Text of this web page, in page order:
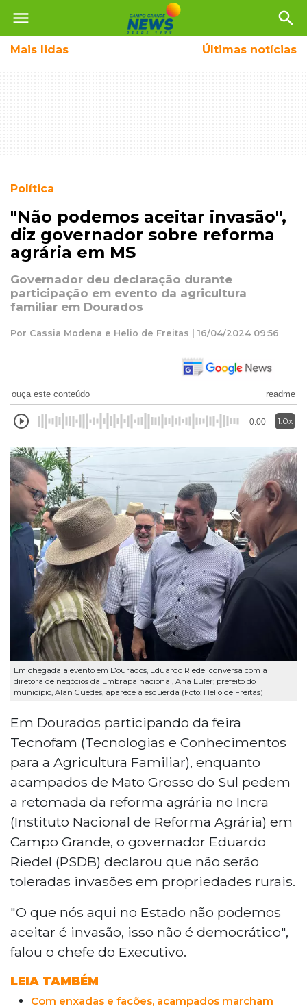
menu search
Mais lidas Últimas notícias
Política
"Não podemos aceitar invasão",
diz governador sobre reforma
agrária em MS
Governador deu declaração durante
participação em evento da agricultura
familiar em Dourados
Por Cassia Modena e Helio de Freitas | 16/04/2024 09:56
ouça este conteúdo readme
0:00 1.0x
Em chegada a evento em Dourados, Eduardo Riedel conversa com a
diretora de negócios da Embrapa nacional, Ana Euler; prefeito do
município, Alan Guedes, aparece à esquerda (Foto: Helio de Freitas)
Em Dourados participando da feira
Tecnofam (Tecnologias e Conhecimentos
para a Agricultura Familiar), enquanto
acampados de Mato Grosso do Sul pedem
a retomada da reforma agrária no Incra
(Instituto Nacional de Reforma Agrária) em
Campo Grande, o governador Eduardo
Riedel (PSDB) declarou que não serão
toleradas invasões em propriedades rurais.
"O que nós aqui no Estado não podemos
aceitar é invasão, isso não é democrático",
falou o chefe do Executivo.
LEIA TAMBÉM
Com enxadas e facões, acampados marcham